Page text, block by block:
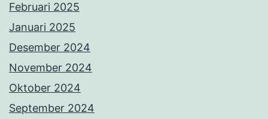
Februari 2025
Januari 2025
Desember 2024
November 2024
Oktober 2024
September 2024